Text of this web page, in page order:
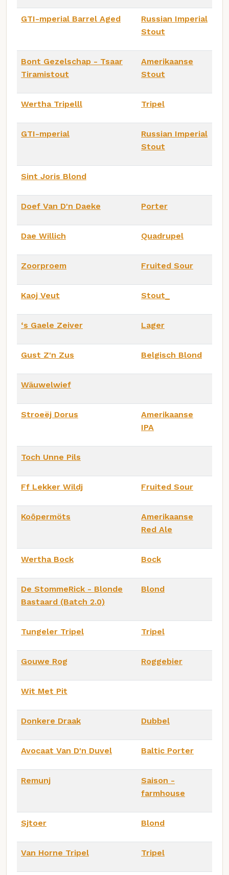
GTI-mperial Barrel Aged
Russian Imperial
Stout
Bont Gezelschap - Tsaar
Tiramistout
Amerikaanse
Stout
Wertha Tripelll Tripel
GTI-mperial
Russian Imperial
Stout
Sint Joris Blond
Doef Van D'n Daeke Porter
Dae Willich Quadrupel
Zoorproem Fruited Sour
Kaoj Veut Stout_
‘s Gaele Zeiver Lager
Gust Z'n Zus Belgisch Blond
Wäuwelwief
Stroeëj Dorus
Amerikaanse
IPA
Toch Unne Pils
Ff Lekker Wildj Fruited Sour
Koôpermöts
Amerikaanse
Red Ale
Wertha Bock Bock
De StommeRick - Blonde
Bastaard (Batch 2.0)
Blond
Tungeler Tripel Tripel
Gouwe Rog Roggebier
Wit Met Pit
Donkere Draak Dubbel
Avocaat Van D'n Duvel Baltic Porter
Remunj
Saison -
farmhouse
Sjtoer Blond
Van Horne Tripel Tripel